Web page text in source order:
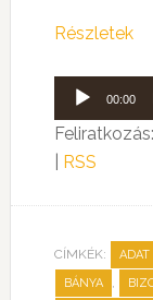
Részletek
Audió
lejátszó
00:00
Feliratkozás:
RSS
CÍMKÉK: ADAT
BÁNYA ,